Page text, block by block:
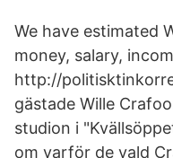
We have estimated
money, salary,
http://
gästade Wille
studion i
om varför de vald